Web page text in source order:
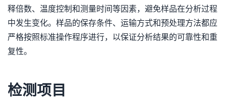
释倍数、温度控制和测量时间等因素，避免样品在分析过程
中发生变化。样品的保存条件、运输方式和预处理方法都应
严格按照标准操作程序进行，以保证分析结果的可靠性和重
复性。
检测项目